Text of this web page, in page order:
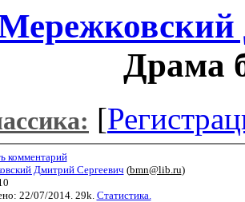
Драма
[
комментарий
Дмитрий Сергеевич (bmn@lib.ru)
22/07/2014. 29k. Статистика.